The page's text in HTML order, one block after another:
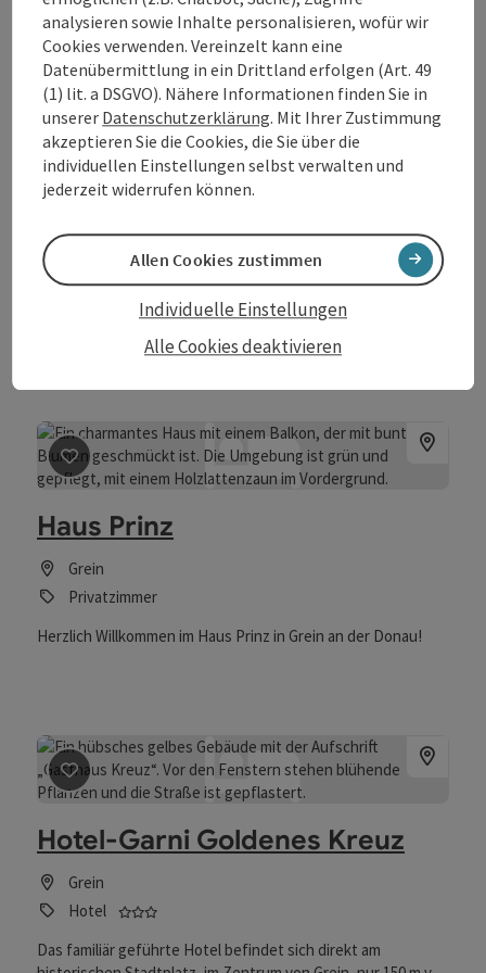
Beitrag merken: Haus Kloibhofer
Haus Kloibhofer
Privatzimmer
4 Edelweiß
Gemütliche Zimmer im Hause Kloibhofer !
W-Lan (kostenlos)
Auto Ladestation
Bike Ladestation
Beitrag merken: Haus Prinz
Haus Prinz
Grein
Privatzimmer
Herzlich Willkommen im Haus Prinz in Grein an der Donau!
Beitrag merken: Hotel-Garni Goldenes Kreuz
Hotel-Garni Goldenes Kreuz
Grein
Hotel
3 Sterne - geprüfter und ausgezeichneter
Das familiär geführte Hotel befindet sich direkt am
analysieren sowie Inhalte personalisieren, wofür wir
Cookies verwenden. Vereinzelt kann eine
Datenübermittlung in ein Drittland erfolgen (Art. 49
(1) lit. a DSGVO). Nähere Informationen finden Sie in
unserer Datenschutzerklärung. Mit Ihrer Zustimmung
akzeptieren Sie die Cookies, die Sie über die
individuellen Einstellungen selbst verwalten und
jederzeit widerrufen können.
Alle Cookies deaktivieren
Individuelle Einstellungen
Allen Cookies zustimmen